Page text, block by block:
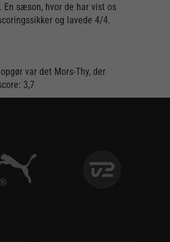
sæson, hvor de har vist os
og lavede 4/4.
var det Mors-Thy, der
3,7